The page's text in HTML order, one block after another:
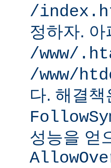
/
정하자. 아
/www/
/www/
다. 해결책
성능을 얻